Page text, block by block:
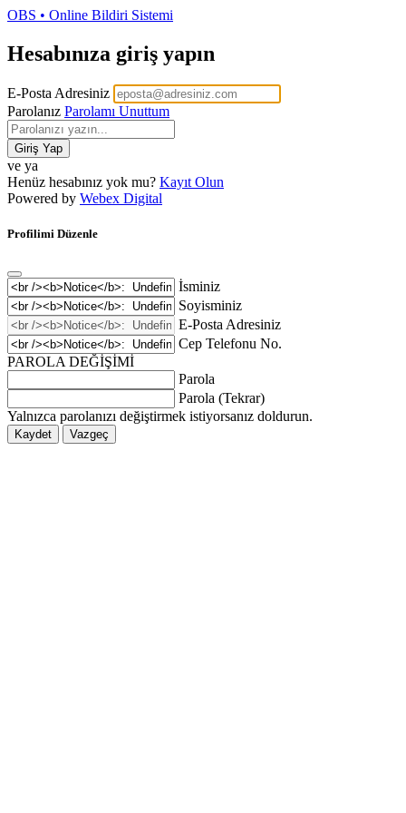
OBS • Online Bildiri Sistemi
Hesabınıza giriş yapın
E-Posta Adresiniz
Parolanız Parolamı Unuttum
Giriş Yap
ve ya
Henüz hesabınız yok mu? Kayıt Olun
Powered by Webex Digital
Profilimi Düzenle
İsminiz
Soyisminiz
E-Posta Adresiniz
Cep Telefonu No.
PAROLA DEĞİŞİMİ
Parola
Parola (Tekrar)
Yalnızca parolanızı değiştirmek istiyorsanız doldurun.
Kaydet Vazgeç